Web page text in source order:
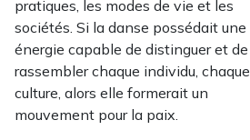
pratiques, les modes de vie et les
sociétés. Si la danse possédait une
énergie capable de distinguer et de
rassembler chaque individu, chaque
culture, alors elle formerait un
mouvement pour la paix.